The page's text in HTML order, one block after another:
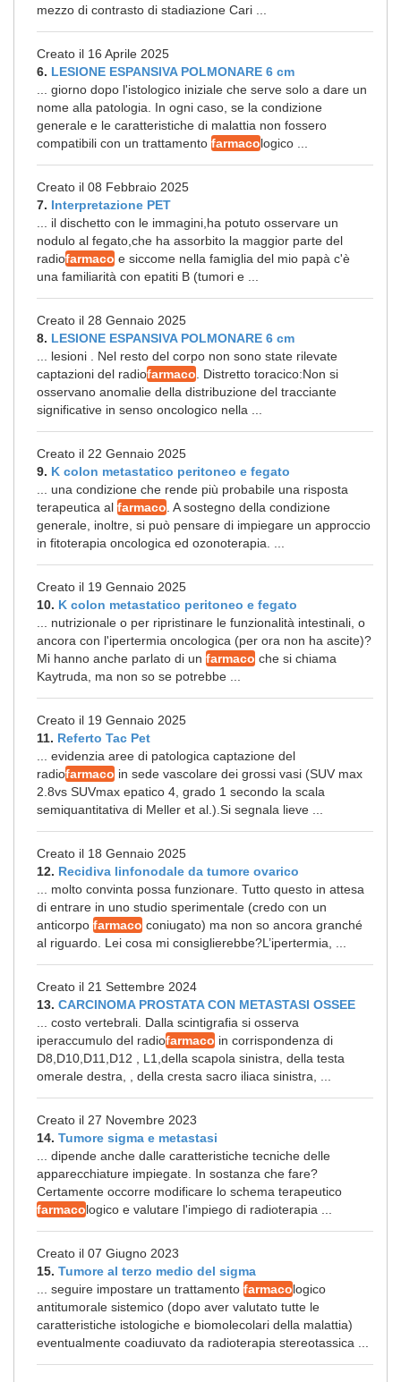
mezzo di contrasto di stadiazione Cari ...
Creato il 16 Aprile 2025
6. LESIONE ESPANSIVA POLMONARE 6 cm
... giorno dopo l'istologico iniziale che serve solo a dare un
nome alla patologia. In ogni caso, se la condizione
generale e le caratteristiche di malattia non fossero
compatibili con un trattamento farmacologico ...
Creato il 08 Febbraio 2025
7. Interpretazione PET
... il dischetto con le immagini,ha potuto osservare un
nodulo al fegato,che ha assorbito la maggior parte del
radiofarmaco e siccome nella famiglia del mio papà c'è
una familiarità con epatiti B (tumori e ...
Creato il 28 Gennaio 2025
8. LESIONE ESPANSIVA POLMONARE 6 cm
... lesioni . Nel resto del corpo non sono state rilevate
captazioni del radiofarmaco . Distretto toracico:Non si
osservano anomalie della distribuzione del tracciante
significative in senso oncologico nella ...
Creato il 22 Gennaio 2025
9. K colon metastatico peritoneo e fegato
... una condizione che rende più probabile una risposta
terapeutica al farmaco . A sostegno della condizione
generale, inoltre, si può pensare di impiegare un approccio
in fitoterapia oncologica ed ozonoterapia. ...
Creato il 19 Gennaio 2025
10. K colon metastatico peritoneo e fegato
... nutrizionale o per ripristinare le funzionalità intestinali, o
ancora con l'ipertermia oncologica (per ora non ha ascite)?
Mi hanno anche parlato di un farmaco che si chiama
Kaytruda, ma non so se potrebbe ...
Creato il 19 Gennaio 2025
11. Referto Tac Pet
... evidenzia aree di patologica captazione del
radiofarmaco in sede vascolare dei grossi vasi (SUV max
2.8vs SUVmax epatico 4, grado 1 secondo la scala
semiquantitativa di Meller et al.).Si segnala lieve ...
Creato il 18 Gennaio 2025
12. Recidiva linfonodale da tumore ovarico
... molto convinta possa funzionare. Tutto questo in attesa
di entrare in uno studio sperimentale (credo con un
anticorpo farmaco coniugato) ma non so ancora granché
al riguardo. Lei cosa mi consiglierebbe?L’ipertermia, ...
Creato il 21 Settembre 2024
13. CARCINOMA PROSTATA CON METASTASI OSSEE
... costo vertebrali. Dalla scintigrafia si osserva
iperaccumulo del radiofarmaco in corrispondenza di
D8,D10,D11,D12 , L1,della scapola sinistra, della testa
omerale destra, , della cresta sacro iliaca sinistra, ...
Creato il 27 Novembre 2023
14. Tumore sigma e metastasi
... dipende anche dalle caratteristiche tecniche delle
apparecchiature impiegate. In sostanza che fare?
Certamente occorre modificare lo schema terapeutico
farmacologico e valutare l'impiego di radioterapia ...
Creato il 07 Giugno 2023
15. Tumore al terzo medio del sigma
... seguire impostare un trattamento farmacologico
antitumorale sistemico (dopo aver valutato tutte le
caratteristiche istologiche e biomolecolari della malattia)
eventualmente coadiuvato da radioterapia stereotassica ...